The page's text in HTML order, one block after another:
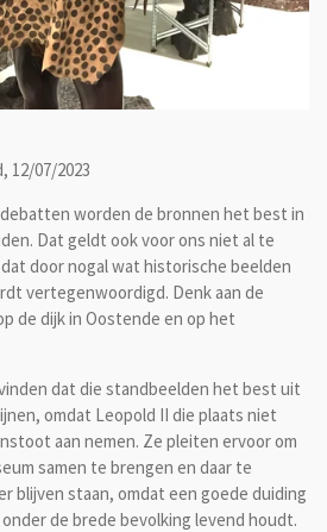
12/07/2023
worden de bronnen het best in
Dat geldt ook voor ons niet al te
door nogal wat historische beelden
vertegenwoordigd. Denk aan de
de dijk in Oostende en op het
dat die standbeelden het best uit
omdat Leopold II die plaats niet
aan nemen. Ze pleiten ervoor om
samen te brengen en daar te
blijven staan, omdat een goede duiding
de brede bevolking levend houdt.